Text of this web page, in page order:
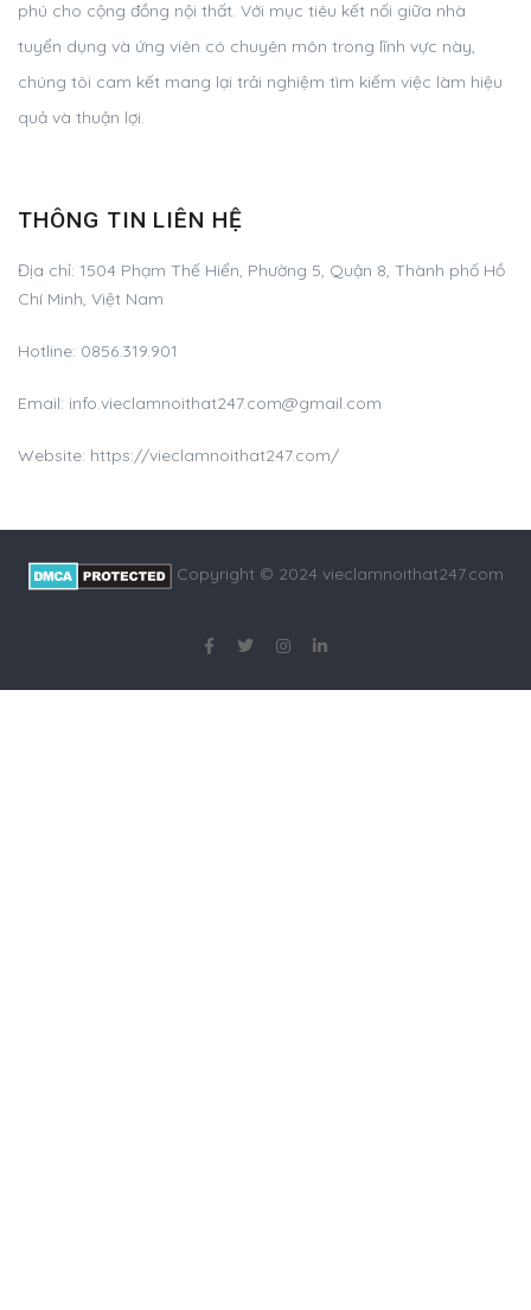
phú cho cộng đồng nội thất. Với mục tiêu kết nối giữa nhà
tuyển dụng và ứng viên có chuyên môn trong lĩnh vực này,
chúng tôi cam kết mang lại trải nghiệm tìm kiếm việc làm hiệu
quả và thuận lợi.
THÔNG TIN LIÊN HỆ
Địa chỉ: 1504 Phạm Thế Hiển, Phường 5, Quận 8, Thành phố Hồ
Chí Minh, Việt Nam
Hotline: 0856.319.901
Email: info.vieclamnoithat247.com@gmail.com
Website: https://vieclamnoithat247.com/
Copyright © 2024 vieclamnoithat247.com